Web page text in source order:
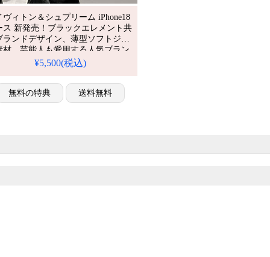
ヴィトン＆シュプリーム iPhone18
ス 新発売！ブラックエレメント共
ランドデザイン、薄型ソフトジェ
材。芸能人も愛用する人気ブラン
耐衝撃＆防水の多機能仕様。かわ
に入り、iPhone17pro/16promaxケー
しても使える優れもの！（スマホ
ス黒）
¥5,500(税込)
無料の特典 送料無料